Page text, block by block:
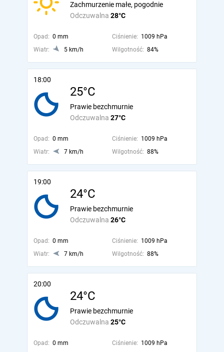
Odczuwalna 28°C
Zachmurzenie małe, pogodnie
Opad: 0 mm Ciśnienie: 1009 hPa
Wiatr:
5 km/h Wilgotność: 84%
18:00
25°C
Odczuwalna 27°C
Prawie bezchmurnie
Opad: 0 mm Ciśnienie: 1009 hPa
Wiatr:
7 km/h Wilgotność: 88%
19:00
24°C
Odczuwalna 26°C
Prawie bezchmurnie
Opad: 0 mm Ciśnienie: 1009 hPa
Wiatr:
7 km/h Wilgotność: 88%
20:00
24°C
Odczuwalna 25°C
Prawie bezchmurnie
Opad: 0 mm Ciśnienie: 1009 hPa